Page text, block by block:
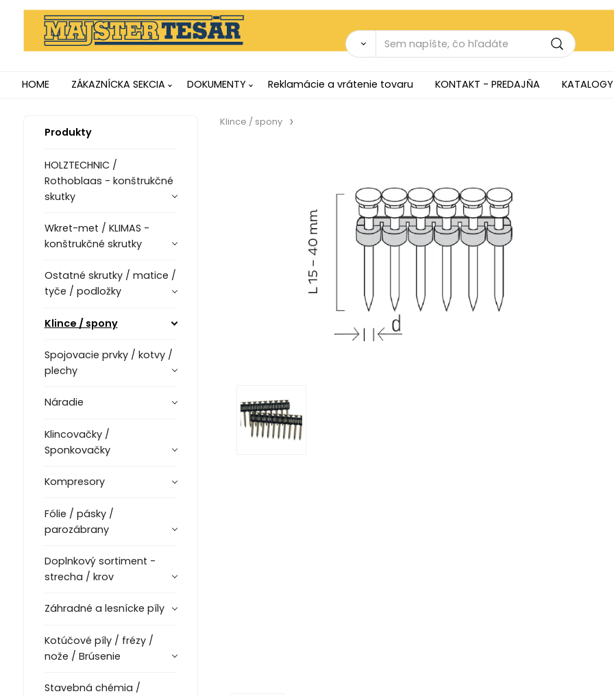
HOME ZÁKAZNÍCKA SEKCIA DOKUMENTY Reklamácie a vrátenie tovaru KONTAKT - PREDAJŇA
Produkty
HOLZTECHNIC /
Rothoblaas - konštrukčné
skutky
Wkret-met / KLIMAS -
konštrukčné skrutky
Ostatné skrutky / matice /
tyče / podložky
Klince / spony
Spojovacie prvky / kotvy /
plechy
Náradie
Klincovačky /
Sponkovačky
Kompresory
Fólie / pásky /
parozábrany
Doplnkový sortiment -
strecha / krov
Záhradné a lesnícke píly
Kotúčové píly / frézy /
nože / Brúsenie
Stavebná chémia /
Klince / spony